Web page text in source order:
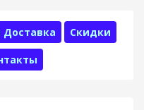
Доставка Скидки